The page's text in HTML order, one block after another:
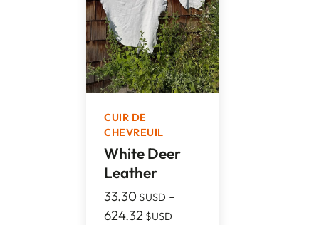
CUIR DE
CHEVREUIL
White Deer
Leather
33.30 $USD -
624.32 $USD